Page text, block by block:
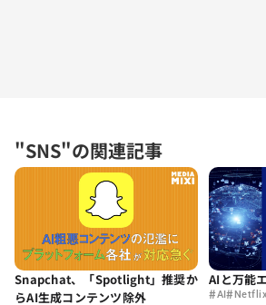
"SNS"の関連記事
Snapchat、「Spotlight」推奨か
らAI生成コンテンツ除外
AIと万能
#AI#